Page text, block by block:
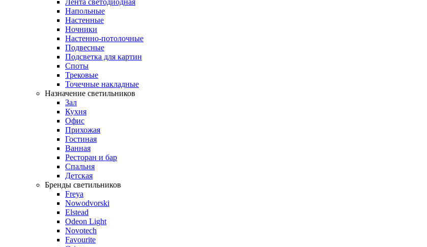
Лента светодиодная
Напольные
Настенные
Ночники
Настенно-потолочные
Подвесные
Подсветка для картин
Споты
Трековые
Точечные накладные
Назначение светильников
Зал
Кухня
Офис
Прихожая
Гостиная
Ванная
Ресторан и бар
Спальня
Детская
Бренды светильников
Freya
Nowodvorski
Elstead
Odeon Light
Novotech
Favourite